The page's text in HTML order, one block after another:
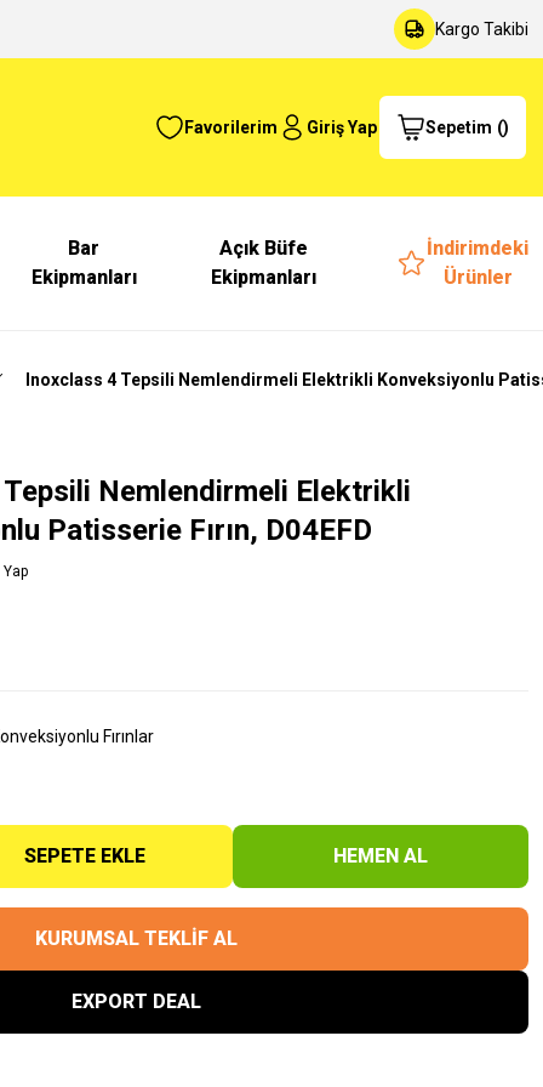
Kargo Takibi
Favorilerim Giriş Yap Sepetim ()
Bar
Ekipmanları
Açık Büfe
Ekipmanları
İndirimdeki
Ürünler
Inoxclass 4 Tepsili Nemlendirmeli Elektrikli Konveksiyonlu
Nemlendirmeli Elektrikli
Patisserie Fırın, D04EFD
Fırınlar
SEPETE EKLE HEMEN AL
KURUMSAL TEKLİF AL
EXPORT DEAL